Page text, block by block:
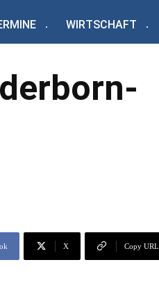
WIRTSCHAFT
X Copy URL